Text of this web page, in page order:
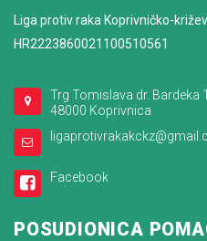
Liga protiv raka Koprivničko-
HR2223860021100510561
Trg Tomislava dr. Bardeka
48000 Koprivnica
Facebook
POSUDIONICA